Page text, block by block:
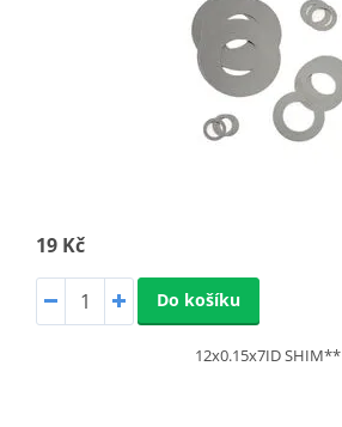
19 Kč
Do košíku
12x0.15x7ID SHIM**